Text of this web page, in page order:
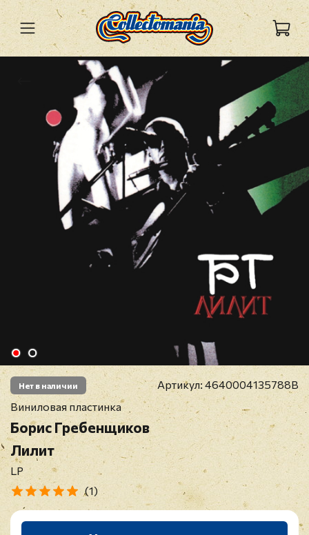
Нет в наличии Артикул: 4640004135788B
Виниловая пластинка
Борис Гребенщиков
Лилит
LP
(1)